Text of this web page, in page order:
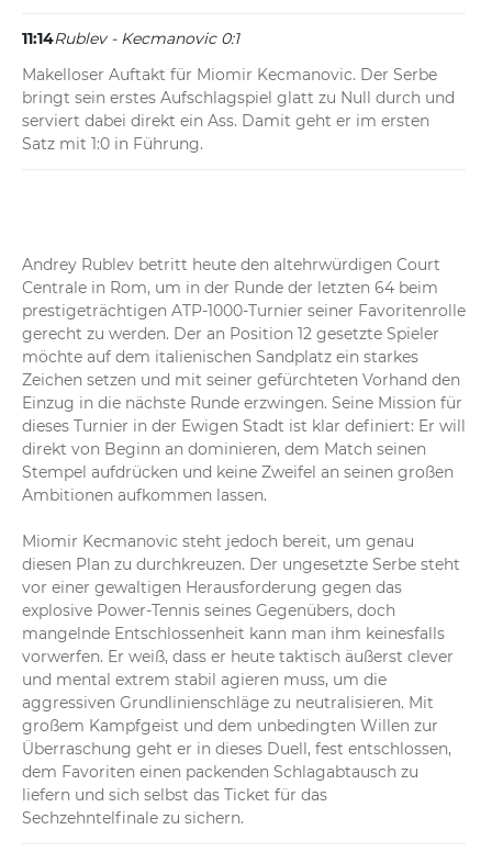
11:14Rublev - Kecmanovic 0:1
Makelloser Auftakt für Miomir Kecmanovic. Der Serbe
bringt sein erstes Aufschlagspiel glatt zu Null durch und
serviert dabei direkt ein Ass. Damit geht er im ersten
Satz mit 1:0 in Führung.
Andrey Rublev betritt heute den altehrwürdigen Court
Centrale in Rom, um in der Runde der letzten 64 beim
prestigeträchtigen ATP-1000-Turnier seiner Favoritenrolle
gerecht zu werden. Der an Position 12 gesetzte Spieler
möchte auf dem italienischen Sandplatz ein starkes
Zeichen setzen und mit seiner gefürchteten Vorhand den
Einzug in die nächste Runde erzwingen. Seine Mission für
dieses Turnier in der Ewigen Stadt ist klar definiert: Er will
direkt von Beginn an dominieren, dem Match seinen
Stempel aufdrücken und keine Zweifel an seinen großen
Ambitionen aufkommen lassen.
Miomir Kecmanovic steht jedoch bereit, um genau
diesen Plan zu durchkreuzen. Der ungesetzte Serbe steht
vor einer gewaltigen Herausforderung gegen das
explosive Power-Tennis seines Gegenübers, doch
mangelnde Entschlossenheit kann man ihm keinesfalls
vorwerfen. Er weiß, dass er heute taktisch äußerst clever
und mental extrem stabil agieren muss, um die
aggressiven Grundlinienschläge zu neutralisieren. Mit
großem Kampfgeist und dem unbedingten Willen zur
Überraschung geht er in dieses Duell, fest entschlossen,
dem Favoriten einen packenden Schlagabtausch zu
liefern und sich selbst das Ticket für das
Sechzehntelfinale zu sichern.